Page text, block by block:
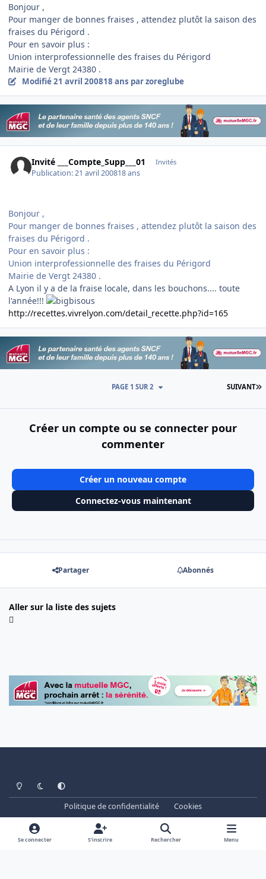
Bonjour ,
Pour manger de bonnes fraises , attendez plutôt la saison des
fraises du Périgord .
Pour en savoir plus :
Union interprofessionnelle des fraises du Périgord
Mairie de Vergt 24380 .
Modifié21 avril 200818 ans par zoreglube
Invité ___Compte_Supp___01 Invités
Publication:21 avril 200818 ans
Bonjour ,
Pour manger de bonnes fraises , attendez plutôt la saison des
fraises du Périgord .
Pour en savoir plus :
Union interprofessionnelle des fraises du Périgord
Mairie de Vergt 24380 .
A Lyon il y a de la fraise locale, dans les bouchons.... toute
l'année!!!
http://recettes.vivrelyon.com/detail_recette.php?id=165
SUIVANT
PAGE 1 SUR 2
Créer un compte ou se connecter pour
commenter
Créer un nouveau compte
Connectez-vous maintenant
Partager Abonnés
Aller sur la liste des sujets
Light ModeDark ModeSystem Preference
Politique de confidentialité
Cookies
www.cheminots.net - Forum Libre depuis 2003
Powered by
Invision Community
Se connecter S’inscrire Rechercher Menu